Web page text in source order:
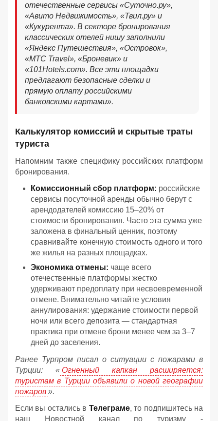
отечественные сервисы «Суточно.ру»,
«Авито Недвижимость», «Твил.ру» и
«Кукурента». В секторе бронирования
классических отелей нишу заполнили
«Яндекс Путешествия», «Островок»,
«МТС Travel», «Броневик» и
«101Hotels.com». Все эти площадки
предлагают безопасные сделки и
прямую оплату российскими
банковскими картами».
Калькулятор комиссий и скрытые траты
туриста
Напомним также специфику российских платформ
бронирования.
Комиссионный сбор платформ: российские
сервисы посуточной аренды обычно берут с
арендодателей комиссию 15–20% от
стоимости бронирования. Часто эта сумма уже
заложена в финальный ценник, поэтому
сравнивайте конечную стоимость одного и того
же жилья на разных площадках.
Экономика отмены: чаще всего
отечественные платформы жестко
удерживают предоплату при несвоевременной
отмене. Внимательно читайте условия
аннулирования: удержание стоимости первой
ночи или всего депозита — стандартная
практика при отмене брони менее чем за 3–7
дней до заселения.
Ранее Турпром писал о ситуации с пожарами в
Турции: « Огненный капкан расширяется:
туристам в Турции объявили о новой географии
пожаров ».
Если вы остались в Телеграме, то подпишитесь на
наш Новостной канал по туризму -